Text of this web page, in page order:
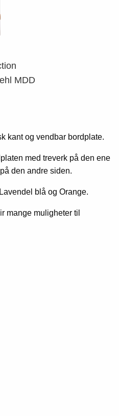
MDD
kant og vendbar bordplate.
med treverk på den ene
den andre siden.
blå og Orange.
mange muligheter til